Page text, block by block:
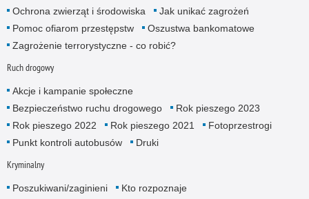
Ochrona zwierząt i środowiska
Jak unikać zagrożeń
Pomoc ofiarom przestępstw
Oszustwa bankomatowe
Zagrożenie terrorystyczne - co robić?
Ruch drogowy
Akcje i kampanie społeczne
Bezpieczeństwo ruchu drogowego
Rok pieszego 2023
Rok pieszego 2022
Rok pieszego 2021
Fotoprzestrogi
Punkt kontroli autobusów
Druki
Kryminalny
Poszukiwani/zaginieni Kto rozpoznaje